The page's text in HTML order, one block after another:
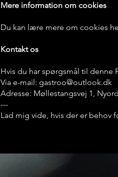
Mere information om cookies
Du kan lære mere om cookies
Kontakt os
Hvis du har spørgsmål til denne
Via e-mail: gastroo@outlook.dk
Adresse: Møllestangsvej 1,
---
Lad mig vide, hvis der er behov